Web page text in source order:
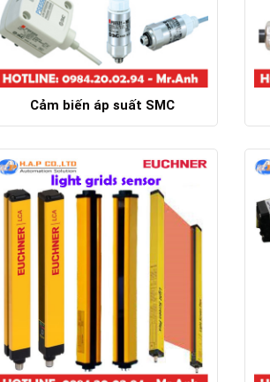
Cảm biến áp suất SMC